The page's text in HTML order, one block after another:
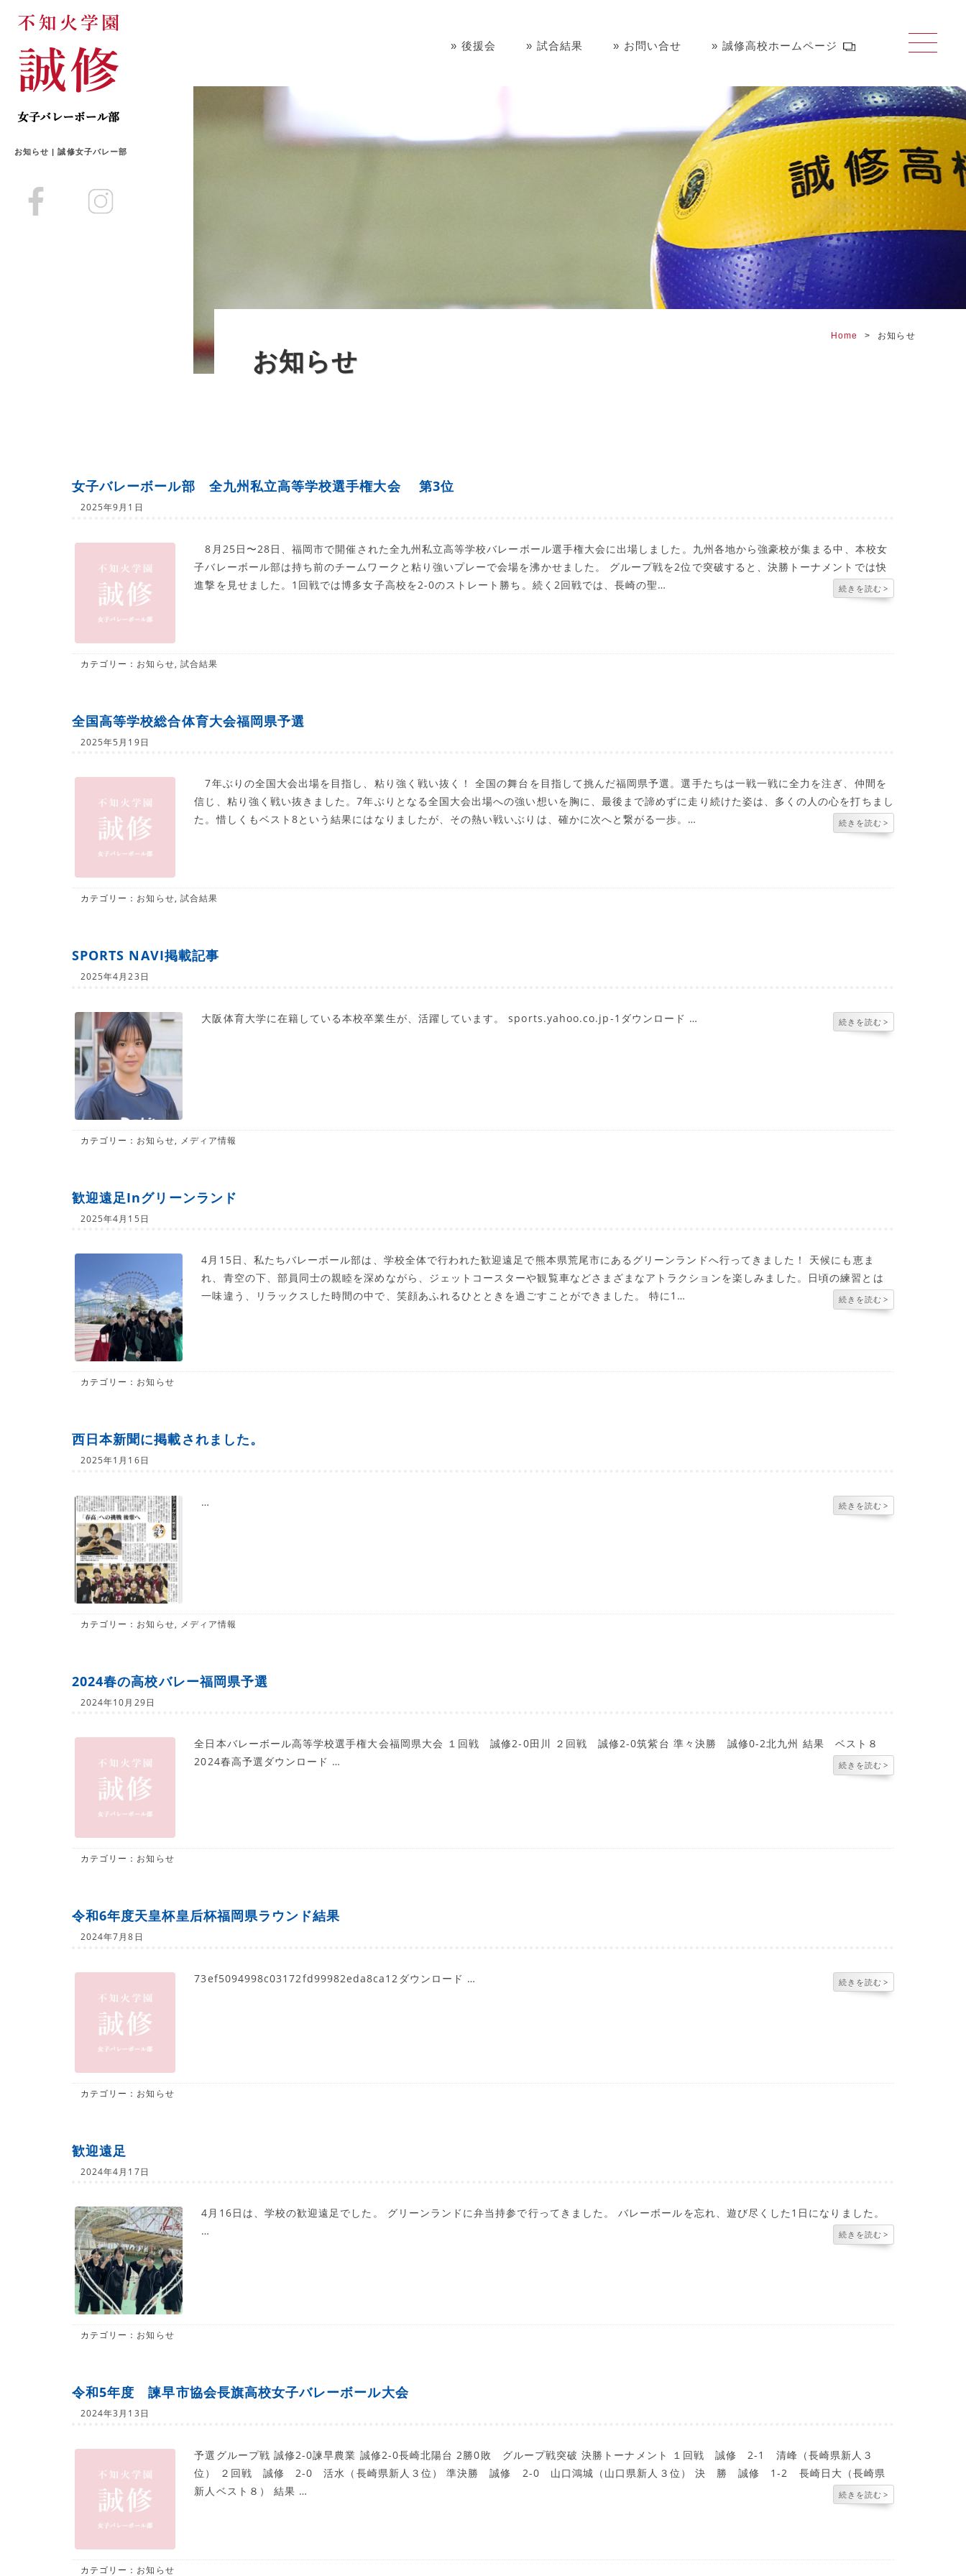
お知らせ | 誠修女子バレー部
後援会 試合結果 お問い合せ 誠修高校ホームページ
Home お知らせ
お知らせ
女子バレーボール部 全九州私立高等学校選手権大会 第3位
2025年9月1日
8月25日〜28日、福岡市で開催された全九州私立高等学校バレーボール選手権大会に出場しました。九州各地から強豪校が集まる中、本校女
子バレーボール部は持ち前のチームワークと粘り強いプレーで会場を沸かせました。 グループ戦を2位で突破すると、決勝トーナメントでは快
進撃を見せました。1回戦では博多女子高校を2-0のストレート勝ち。続く2回戦では、長崎の聖…
続きを読む >
カテゴリー： お知らせ, 試合結果
全国高等学校総合体育大会福岡県予選
2025年5月19日
7年ぶりの全国大会出場を目指し、粘り強く戦い抜く！ 全国の舞台を目指して挑んだ福岡県予選。選手たちは一戦一戦に全力を注ぎ、仲間を
信じ、粘り強く戦い抜きました。7年ぶりとなる全国大会出場への強い想いを胸に、最後まで諦めずに走り続けた姿は、多くの人の心を打ちまし
た。惜しくもベスト8という結果にはなりましたが、その熱い戦いぶりは、確かに次へと繋がる一歩。…
続きを読む >
カテゴリー： お知らせ, 試合結果
SPORTS NAVI掲載記事
2025年4月23日
大阪体育大学に在籍している本校卒業生が、活躍しています。 sports.yahoo.co.jp-1ダウンロード … 続きを読む >
カテゴリー： お知らせ, メディア情報
歓迎遠足inグリーンランド
2025年4月15日
4月15日、私たちバレーボール部は、学校全体で行われた歓迎遠足で熊本県荒尾市にあるグリーンランドへ行ってきました！ 天候にも恵ま
れ、青空の下、部員同士の親睦を深めながら、ジェットコースターや観覧車などさまざまなアトラクションを楽しみました。日頃の練習とは
一味違う、リラックスした時間の中で、笑顔あふれるひとときを過ごすことができました。 特に1…
続きを読む >
カテゴリー： お知らせ
西日本新聞に掲載されました。
2025年1月16日
… 続きを読む >
カテゴリー： お知らせ, メディア情報
2024春の高校バレー福岡県予選
2024年10月29日
全日本バレーボール高等学校選手権大会福岡県大会 １回戦 誠修2-0田川 ２回戦 誠修2-0筑紫台 準々決勝 誠修0-2北九州 結果 ベスト８
2024春高予選ダウンロード …
続きを読む >
カテゴリー： お知らせ
令和6年度天皇杯皇后杯福岡県ラウンド結果
2024年7月8日
73ef5094998c03172fd99982eda8ca12ダウンロード … 続きを読む >
カテゴリー： お知らせ
歓迎遠足
2024年4月17日
4月16日は、学校の歓迎遠足でした。 グリーンランドに弁当持参で行ってきました。 バレーボールを忘れ、遊び尽くした1日になりました。
…
続きを読む >
カテゴリー： お知らせ
令和5年度 諫早市協会長旗高校女子バレーボール大会
2024年3月13日
予選グループ戦 誠修2-0諫早農業 誠修2-0長崎北陽台 2勝0敗 グループ戦突破 決勝トーナメント １回戦 誠修 2-1 清峰（長崎県新人３
位） ２回戦 誠修 2-0 活水（長崎県新人３位） 準決勝 誠修 2-0 山口鴻城（山口県新人３位） 決 勝 誠修 1-2 長崎日大（長崎県
新人ベスト８） 結果 …
続きを読む >
カテゴリー： お知らせ